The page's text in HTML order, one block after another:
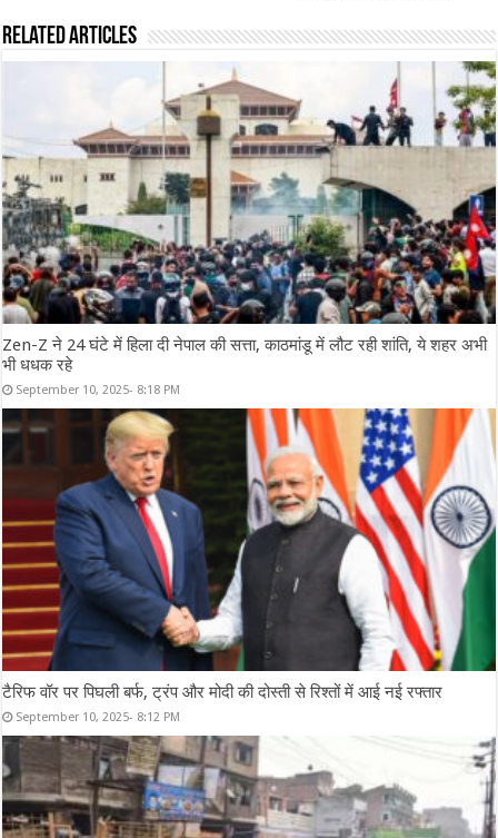
Related Articles
Zen-Z ने 24 घंटे में हिला दी नेपाल की सत्ता, काठमांडू में लौट रही शांति, ये शहर अभी
भी धधक रहे
September 10, 2025- 8:18 PM
टैरिफ वॉर पर पिघली बर्फ, ट्रंप और मोदी की दोस्ती से रिश्तों में आई नई रफ्तार
September 10, 2025- 8:12 PM